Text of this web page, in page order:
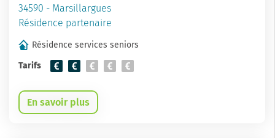
34590 - Marsillargues
Résidence partenaire
Résidence services seniors
Tarifs
En savoir plus